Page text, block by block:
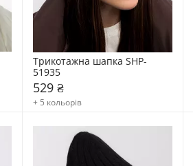
Трикотажна шапка SHP-
51935
529 ₴
+ 5 кольорів